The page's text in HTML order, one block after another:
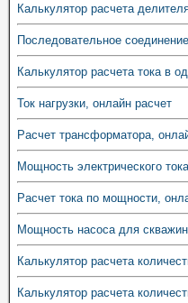
Калькулятор расчета
Последовательное
Калькулятор расчета тока в
Ток нагрузки, онлайн расчет
Расчет трансформатора,
Мощность электрического
Расчет тока по мощности,
Мощность насоса для
Калькулятор расчета
Калькулятор расчета